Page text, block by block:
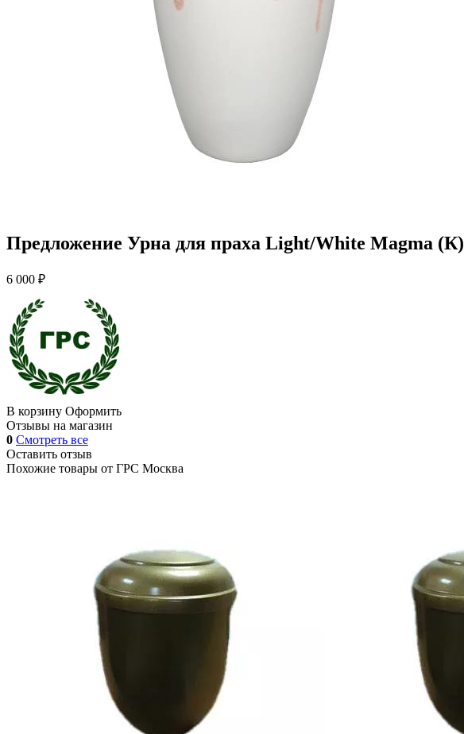
Предложение Урна для праха Light/White Magma (К)
6 000 ₽
В корзину Оформить
Отзывы на магазин
0 Смотреть все
Оставить отзыв
Похожие товары от ГРС Москва